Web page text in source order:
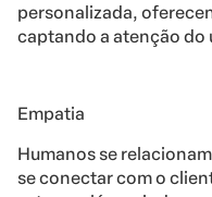
personalizada,
captando a atenção do
Empatia
Humanos se
se conectar com o